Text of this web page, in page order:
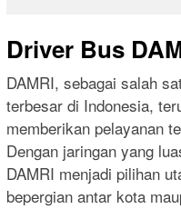
Driver Bus
DAMRI, sebagai salah
terbesar di Indonesia,
memberikan pelayanan
Dengan jaringan yang
DAMRI menjadi pilihan
bepergian antar kota